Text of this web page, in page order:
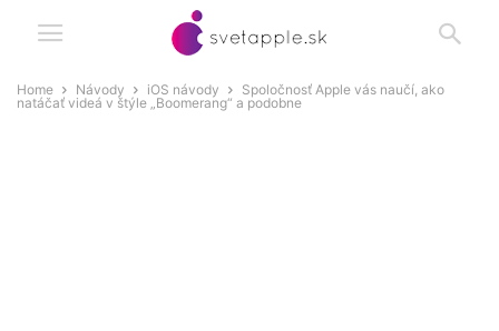
Home Návody iOS návody
Spoločnosť Apple vás naučí, ako
natáčať videá v štýle „Boomerang“ a podobne